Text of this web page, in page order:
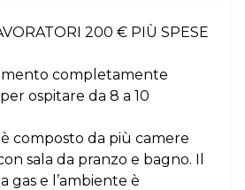
200 € PIÙ SPESE
completamente
ospitare da 8 a 10
composto da più camere
sala da pranzo e bagno. Il
gas e l’ambiente è